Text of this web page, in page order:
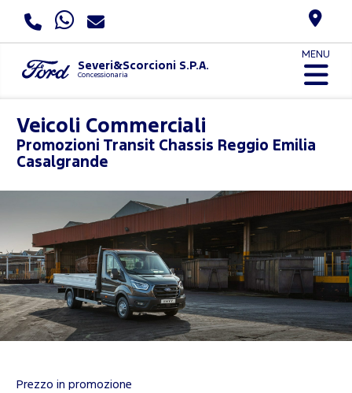
Severi&Scorcioni S.P.A.
Concessionaria
MENU
Veicoli Commerciali
Promozioni Transit Chassis Reggio Emilia
Casalgrande
Prezzo in promozione